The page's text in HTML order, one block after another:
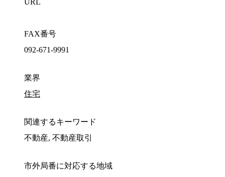
URL
FAX番号
092-671-9991
業界
住宅
関連するキーワード
不動産, 不動産取引
市外局番に対応する地域